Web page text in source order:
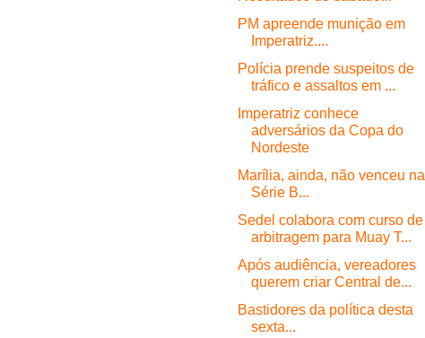
PM apreende munição em
Imperatriz....
Polícia prende suspeitos de
tráfico e assaltos em ...
Imperatriz conhece
adversários da Copa do
Nordeste
Marília, ainda, não venceu na
Série B...
Sedel colabora com curso de
arbitragem para Muay T...
Após audiência, vereadores
querem criar Central de...
Bastidores da política desta
sexta...